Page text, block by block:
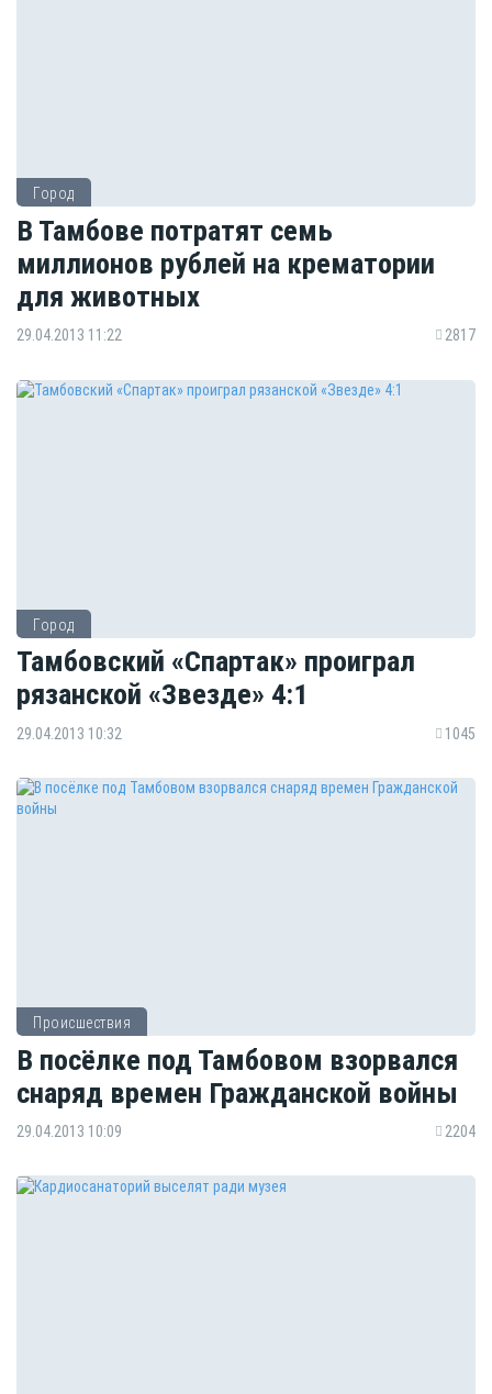
Город
В Тамбове потратят семь
миллионов рублей на крематории
для животных
29.04.2013 11:22 2817
Город
Тамбовский «Спартак» проиграл
рязанской «Звезде» 4:1
29.04.2013 10:32 1045
Происшествия
В посёлке под Тамбовом взорвался
снаряд времен Гражданской войны
29.04.2013 10:09 2204